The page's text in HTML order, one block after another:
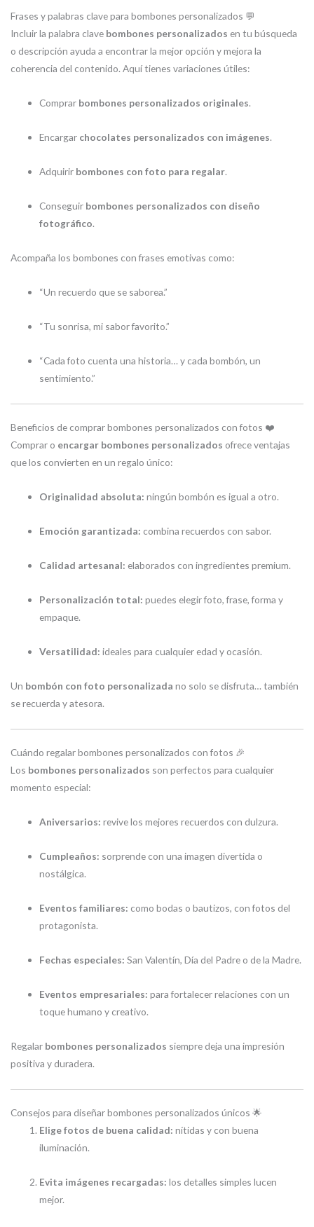
Frases y palabras clave para bombones personalizados 💬
Incluir la palabra clave bombones personalizados en tu búsqueda
o descripción ayuda a encontrar la mejor opción y mejora la
coherencia del contenido. Aquí tienes variaciones útiles:
Comprar bombones personalizados originales.
Encargar chocolates personalizados con imágenes.
Adquirir bombones con foto para regalar.
Conseguir bombones personalizados con diseño
fotográfico.
Acompaña los bombones con frases emotivas como:
“Un recuerdo que se saborea.”
“Tu sonrisa, mi sabor favorito.”
“Cada foto cuenta una historia… y cada bombón, un
sentimiento.”
Beneficios de comprar bombones personalizados con fotos ❤️
Comprar o encargar bombones personalizados ofrece ventajas
que los convierten en un regalo único:
Originalidad absoluta: ningún bombón es igual a otro.
Emoción garantizada: combina recuerdos con sabor.
Calidad artesanal: elaborados con ingredientes premium.
Personalización total: puedes elegir foto, frase, forma y
empaque.
Versatilidad: ideales para cualquier edad y ocasión.
Un bombón con foto personalizada no solo se disfruta… también
se recuerda y atesora.
Cuándo regalar bombones personalizados con fotos 🎉
Los bombones personalizados son perfectos para cualquier
momento especial:
Aniversarios: revive los mejores recuerdos con dulzura.
Cumpleaños: sorprende con una imagen divertida o
nostálgica.
Eventos familiares: como bodas o bautizos, con fotos del
protagonista.
Fechas especiales: San Valentín, Día del Padre o de la Madre.
Eventos empresariales: para fortalecer relaciones con un
toque humano y creativo.
Regalar bombones personalizados siempre deja una impresión
positiva y duradera.
Consejos para diseñar bombones personalizados únicos 🌟
Elige fotos de buena calidad: nítidas y con buena
iluminación.
Evita imágenes recargadas: los detalles simples lucen
mejor.